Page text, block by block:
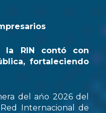
la RIN contó con
fortaleciendo
del ańo 2026 del
Internacional de